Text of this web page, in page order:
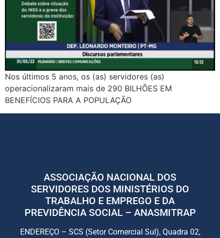
Nos últimos 5 anos, os (as) servidores (as)
operacionalizaram mais de 290 BILHÕES EM
BENEFÍCIOS PARA A POPULAÇÃO
ASSOCIAÇÃO NACIONAL DOS
SERVIDORES DOS MINISTÉRIOS DO
TRABALHO E EMPREGO E DA
PREVIDÊNCIA SOCIAL – ANASMITRAP
ENDEREÇO – SCS (Setor Comercial Sul), Quadra 02,